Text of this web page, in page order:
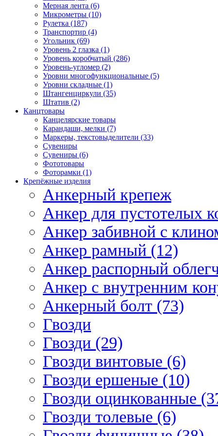
Мерная лента (6)
Микрометры (10)
Рулетка (187)
Транспортир (4)
Угольник (69)
Уровень 2 глазка (1)
Уровень коробчатый (286)
Уровень-угломер (2)
Уровни многофункциональные (5)
Уровни складные (1)
Штангенциркули (35)
Штатив (2)
Канцтовары
Канцелярские товары
Карандаши, мелки (7)
Маркеры, текстовыделители (33)
Сувениры
Сувениры (6)
Фототовары
Фоторамки (1)
Крепёжные изделия
Анкерный крепеж
Анкер для пустотелых
Анкер забивной с
Анкер рамный (12)
Анкер распорный
Анкер с внутренним
Анкерный болт (73)
Гвозди
Гвозди (29)
Гвозди винтовые (6)
Гвозди ершеные (10)
Гвозди оцинкованные
Гвозди толевые (6)